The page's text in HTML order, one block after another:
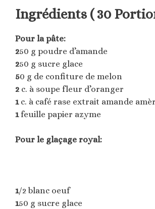
Ingrédients ( 30
Pour la pâte:
250 g poudre d’amande
250 g sucre glace
50 g de confiture de melon
2 c. à soupe fleur d’oranger
1 c. à café rase extrait amande
1feuille papier azyme
Pour le glaçage royal:
1/2 blanc oeuf
150 g sucre glace